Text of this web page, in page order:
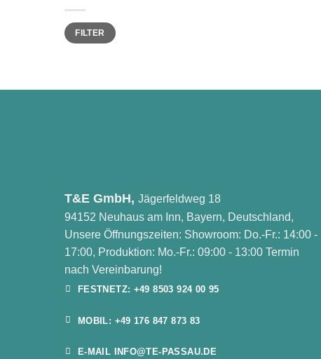
Min.
Preis
Max.
PreisFILTER
T&E GmbH, Jägerfeldweg 18
94152 Neuhaus am Inn, Bayern, Deutschland,
Unsere Öffnungszeiten: Showroom: Do.-Fr.: 14:00 -
17:00, Produktion: Mo.-Fr.: 09:00 - 13:00 Termin
nach Vereinbarung!
FESTNETZ: +49 8503 924 00 95
MOBIL: +49 176 847 873 83
E-MAIL INFO@TE-PASSAU.DE